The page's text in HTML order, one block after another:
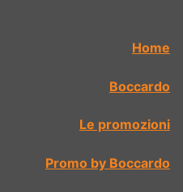
Home
Boccardo
Le promozioni
Promo by Boccardo